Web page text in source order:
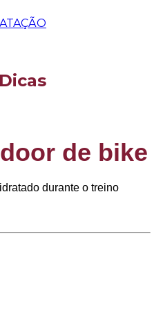
Dicas
de bike
durante o treino